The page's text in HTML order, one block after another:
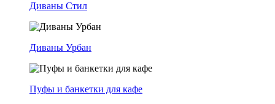
Диваны Стил
Диваны Урбан
Пуфы и банкетки для кафе